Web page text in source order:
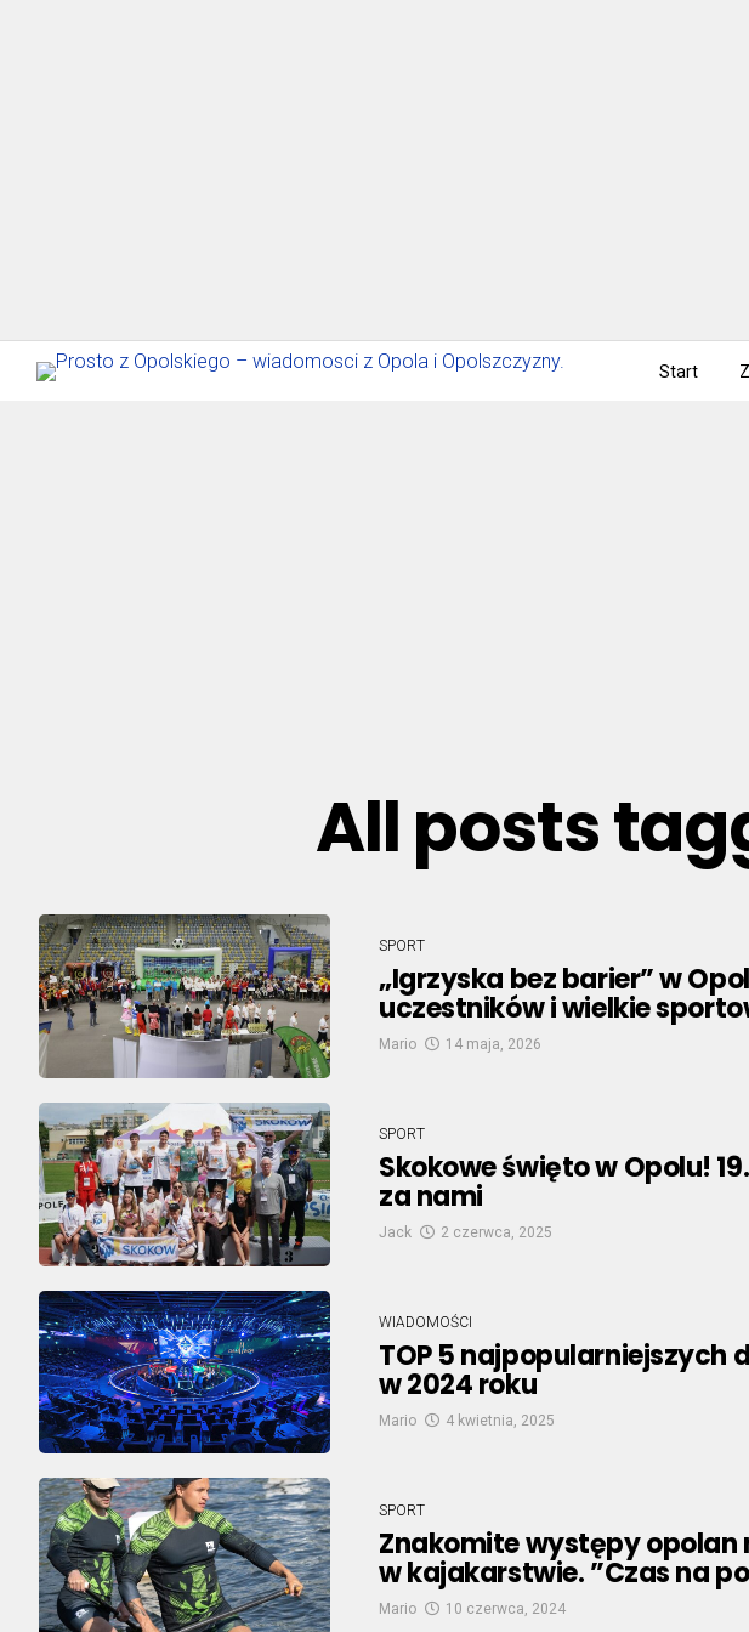
Start
All posts
SPORT
„Igrzyska bez barier” w
uczestników i wielkie
Mario 14 maja, 2026
SPORT
Skokowe święto w Opolu!
za nami
Jack 2 czerwca, 2025
WIADOMOŚCI
TOP 5
w 2024 roku
Mario 4 kwietnia, 2025
SPORT
Znakomite występy opolan
w kajakarstwie. ”Czas na
Mario 10 czerwca, 2024